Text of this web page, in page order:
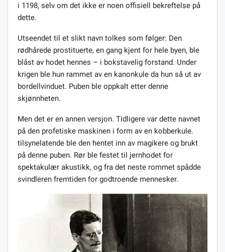
i 1198, selv om det ikke er noen offisiell bekreftelse på
dette.
Utseendet til et slikt navn tolkes som følger: Den
rødhårede prostituerte, en gang kjent for hele byen, ble
blåst av hodet hennes – i bokstavelig forstand. Under
krigen ble hun rammet av en kanonkule da hun så ut av
bordellvinduet. Puben ble oppkalt etter denne
skjønnheten.
Men det er en annen versjon. Tidligere var dette navnet
på den profetiske maskinen i form av en kobberkule.
tilsynelatende ble den hentet inn av magikere og brukt
på denne puben. Rør ble festet til jernhodet for
spektakulær akustikk, og fra det neste rommet spådde
svindleren fremtiden for godtroende mennesker.